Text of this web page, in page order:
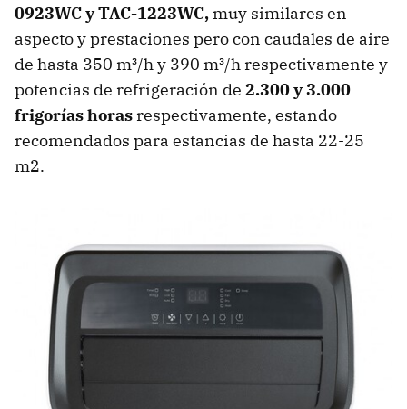
0923WC y TAC-1223WC, muy similares en
aspecto y prestaciones pero con caudales de aire
de hasta 350 m³/h y 390 m³/h respectivamente y
potencias de refrigeración de 2.300 y 3.000
frigorías horas respectivamente, estando
recomendados para estancias de hasta 22-25
m2.